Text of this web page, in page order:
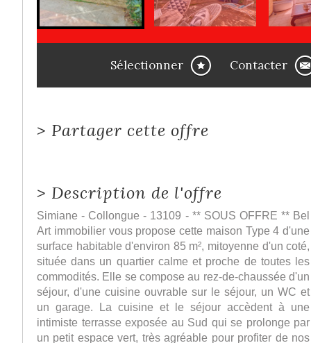
Sélectionner Contacter
> Partager cette offre
> Description de l'offre
Simiane - Collongue - 13109 - ** SOUS OFFRE ** Bel
Art immobilier vous propose cette maison Type 4 d'une
surface habitable d'environ 85 m², mitoyenne d'un coté,
située dans un quartier calme et proche de toutes les
commodités. Elle se compose au rez-de-chaussée d'un
séjour, d'une cuisine ouvrable sur le séjour, un WC et
un garage. La cuisine et le séjour accèdent à une
intimiste terrasse exposée au Sud qui se prolonge par
un petit espace vert, très agréable pour profiter de nos